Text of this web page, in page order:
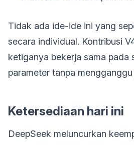
Tidak ada ide-ide ini yang
secara individual. Kontribusi
ketiganya bekerja sama pada
parameter tanpa
Ketersediaan hari ini
DeepSeek meluncurkan